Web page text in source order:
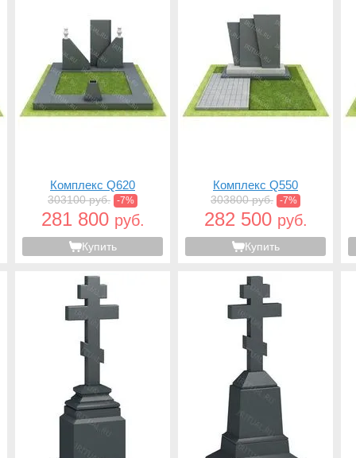
Комплекс Q620
303100 руб. -7%
281 800 руб.
Купить
Комплекс Q550
303800 руб. -7%
282 500 руб.
Купить